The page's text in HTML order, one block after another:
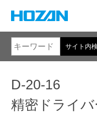
サイト内
D-20-16
精密ドライバ